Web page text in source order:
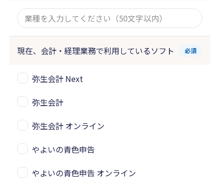
現在、会計・経理業務で利用しているソフト 必須
弥生会計 Next
弥生会計
弥生会計 オンライン
やよいの青色申告
やよいの青色申告 オンライン